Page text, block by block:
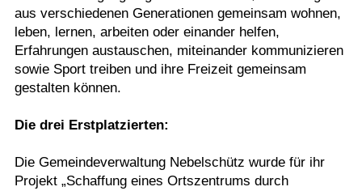
aus verschiedenen Generationen gemeinsam wohnen,
leben, lernen, arbeiten oder einander helfen,
Erfahrungen austauschen, miteinander kommunizieren
sowie Sport treiben und ihre Freizeit gemeinsam
gestalten können.
Die drei Erstplatzierten:
Die Gemeindeverwaltung Nebelschütz wurde für ihr
Projekt „Schaffung eines Ortszentrums durch